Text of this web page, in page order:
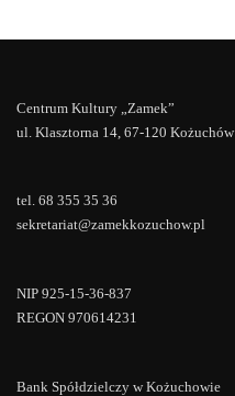
Centrum Kultury „Zamek”
ul. Klasztorna 14, 67-120 Kożuchów
tel. 68 355 35 36
sekretariat@zamekkozuchow.pl
NIP 925-15-36-837
REGON 970614231
Bank Spółdzielczy w Kożuchowie